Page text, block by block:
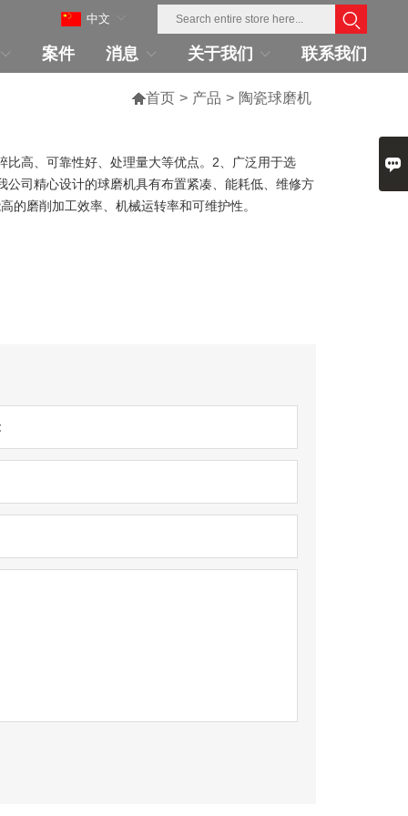
案件 消息 关于我们 联系我们
中文
首页 > 产品 > 陶瓷球磨机
高、可靠性好、处理量大等优点。2、广泛用于选
司精心设计的球磨机具有布置紧凑、能耗低、维修方
的磨削加工效率、机械运转率和可维护性。
